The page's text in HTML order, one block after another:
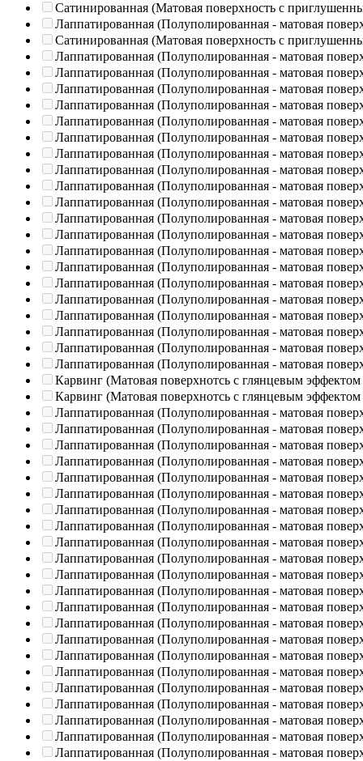
Сатинированная (Матовая поверхность с
Лаппатированная (Полуполированная - матовая
Сатинированная (Матовая поверхность с
Лаппатированная (Полуполированная - матовая
Лаппатированная (Полуполированная - матовая
Лаппатированная (Полуполированная - матовая
Лаппатированная (Полуполированная - матовая
Лаппатированная (Полуполированная - матовая
Лаппатированная (Полуполированная - матовая
Лаппатированная (Полуполированная - матовая
Лаппатированная (Полуполированная - матовая
Лаппатированная (Полуполированная - матовая
Лаппатированная (Полуполированная - матовая
Лаппатированная (Полуполированная - матовая
Лаппатированная (Полуполированная - матовая
Лаппатированная (Полуполированная - матовая
Лаппатированная (Полуполированная - матовая
Лаппатированная (Полуполированная - матовая
Лаппатированная (Полуполированная - матовая
Лаппатированная (Полуполированная - матовая
Лаппатированная (Полуполированная - матовая
Лаппатированная (Полуполированная - матовая
Лаппатированная (Полуполированная - матовая
Карвинг (Матовая поверхнотсь с глянцевым эффектом
Карвинг (Матовая поверхнотсь с глянцевым эффектом
Лаппатированная (Полуполированная - матовая
Лаппатированная (Полуполированная - матовая
Лаппатированная (Полуполированная - матовая
Лаппатированная (Полуполированная - матовая
Лаппатированная (Полуполированная - матовая
Лаппатированная (Полуполированная - матовая
Лаппатированная (Полуполированная - матовая
Лаппатированная (Полуполированная - матовая
Лаппатированная (Полуполированная - матовая
Лаппатированная (Полуполированная - матовая
Лаппатированная (Полуполированная - матовая
Лаппатированная (Полуполированная - матовая
Лаппатированная (Полуполированная - матовая
Лаппатированная (Полуполированная - матовая
Лаппатированная (Полуполированная - матовая
Лаппатированная (Полуполированная - матовая
Лаппатированная (Полуполированная - матовая
Лаппатированная (Полуполированная - матовая
Лаппатированная (Полуполированная - матовая
Лаппатированная (Полуполированная - матовая
Лаппатированная (Полуполированная - матовая
Лаппатированная (Полуполированная - матовая